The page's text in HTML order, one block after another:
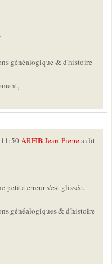
généalogique & d'histoire
ARFIB Jean-Pierrea dit
petite erreur s'est glissée.
généalogiques & d'histoire